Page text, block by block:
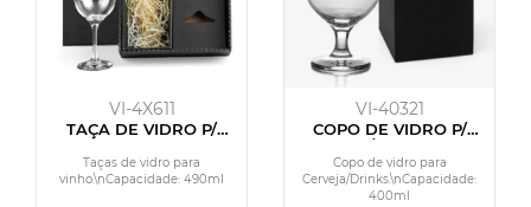
VI-4X611
TAÇA DE VIDRO P/
VINHO - 490 ML
Taças de vidro para
vinho.\nCapacidade: 490ml
VI-40321
COPO DE VIDRO P/
CERVEJA/DRINKS - 400
ML
Copo de vidro para
Cerveja/Drinks.\nCapacidade:
400ml